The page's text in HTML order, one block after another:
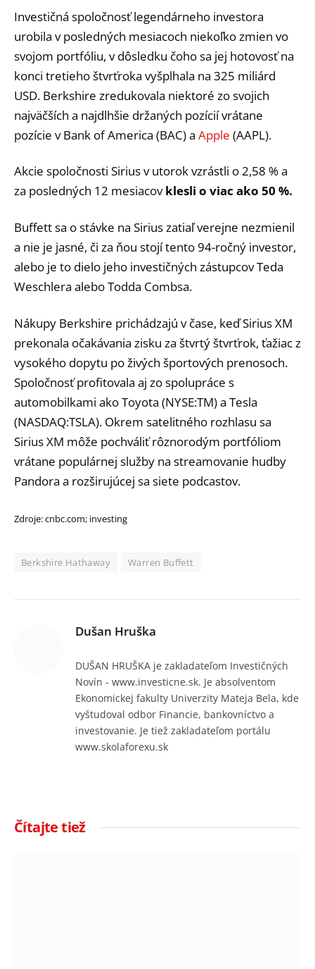
Investičná spoločnosť legendárneho investora
urobila v posledných mesiacoch niekoľko zmien vo
svojom portfóliu, v dôsledku čoho sa jej hotovosť na
konci tretieho štvrťroka vyšplhala na 325 miliárd
USD. Berkshire zredukovala niektoré zo svojich
najväčších a najdlhšie držaných pozícií vrátane
pozície v Bank of America (BAC) a Apple (AAPL).
Akcie spoločnosti Sirius v utorok vzrástli o 2,58 % a
za posledných 12 mesiacovklesli o viac ako 50 %.
Buffett sa o stávke na Sirius zatiaľ verejne nezmienil
a nie je jasné, či za ňou stojí tento 94-ročný investor,
alebo je to dielo jeho investičných zástupcov Teda
Weschlera alebo Todda Combsa.
Nákupy Berkshire prichádzajú v čase, keď Sirius XM
prekonala očakávania zisku za štvrtý štvrťrok, ťažiac z
vysokého dopytu po živých športových prenosoch.
Spoločnosť profitovala aj zo spolupráce s
automobilkami ako Toyota (NYSE:TM) a Tesla
(NASDAQ:TSLA). Okrem satelitného rozhlasu sa
Sirius XM môže pochváliť rôznorodým portfóliom
vrátane populárnej služby na streamovanie hudby
Pandora a rozširujúcej sa siete podcastov.
Zdroje: cnbc.com; investing
Berkshire Hathaway Warren Buffett
Dušan Hruška
DUŠAN HRUŠKA je zakladateľom Investičných
Novín - www.investicne.sk. Je absolventom
Ekonomickej fakulty Univerzity Mateja Bela, kde
vyštudoval odbor Financie, bankovníctvo a
investovanie. Je tiež zakladateľom portálu
www.skolaforexu.sk
Čítajte tiež